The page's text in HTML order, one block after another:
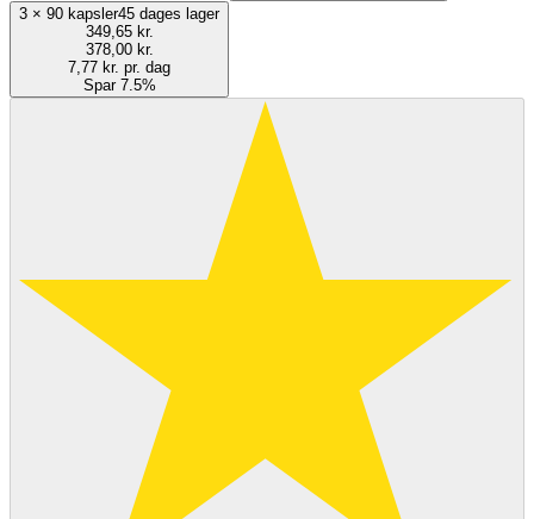
3 × 90 kapsler45 dages lager
349,65 kr.
378,00 kr.
7,77 kr. pr. dag
Spar 7.5%